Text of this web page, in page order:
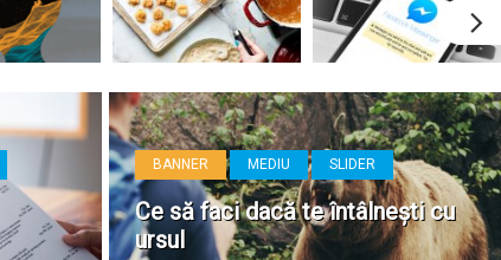
BANNER MEDIU SLIDER
Ce să faci dacă te întâlnești cu
ursul